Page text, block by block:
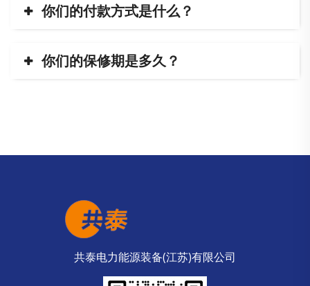
你们的付款方式是什么？
你们的保修期是多久？
共泰电力能源装备(江苏)有限公司